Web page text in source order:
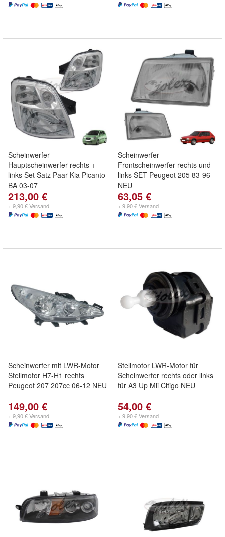
Scheinwerfer
Hauptscheinwerfer rechts +
links Set Satz Paar Kia Picanto
BA 03-07
213,00 €
+ 9,90 € Versand
Scheinwerfer
Frontscheinwerfer rechts und
links SET Peugeot 205 83-96
NEU
63,05 €
+ 9,90 € Versand
Scheinwerfer mit LWR-Motor
Stellmotor H7-H1 rechts
Peugeot 207 207cc 06-12 NEU
149,00 €
+ 9,90 € Versand
Stellmotor LWR-Motor für
Scheinwerfer rechts oder links
für A3 Up Mii Citigo NEU
54,00 €
+ 9,90 € Versand